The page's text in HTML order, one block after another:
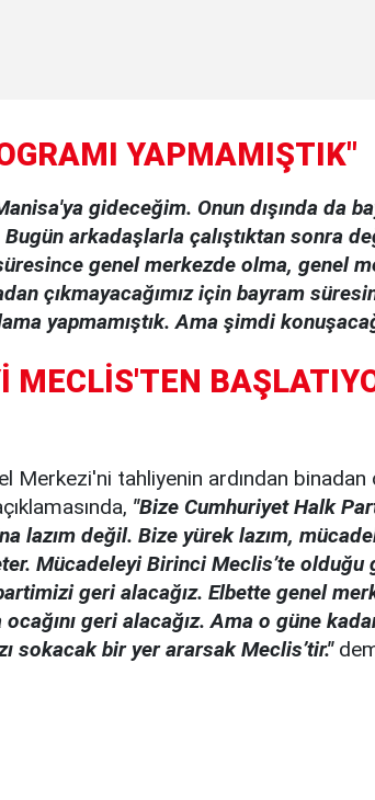
YAPMAMIŞTIK"
gideceğim. Onun dışında da
arkadaşlarla çalıştıktan sonra
genel merkezde olma, genel
çıkmayacağımız için bayram
yapmamıştık. Ama şimdi
MECLİS'TEN
Merkezi'ni tahliyenin ardından binadan
"Bize Cumhuriyet Halk
lazım değil. Bize yürek lazım,
Mücadeleyi Birinci Meclis’te olduğu
geri alacağız. Elbette genel
geri alacağız. Ama o güne
sokacak bir yer ararsak Meclis’tir."